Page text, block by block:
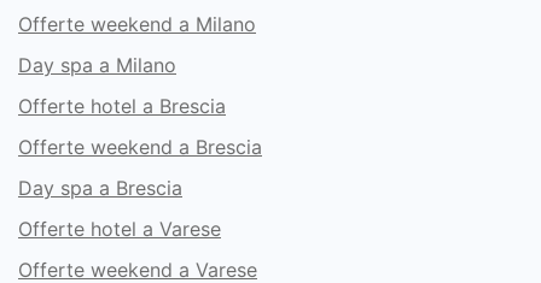
Offerte weekend a Milano
Day spa a Milano
Offerte hotel a Brescia
Offerte weekend a Brescia
Day spa a Brescia
Offerte hotel a Varese
Offerte weekend a Varese